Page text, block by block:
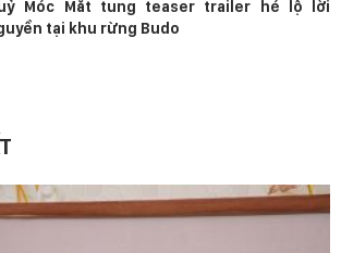
Móc Mắt tung teaser trailer hé lộ lời
tại khu rừng Budo